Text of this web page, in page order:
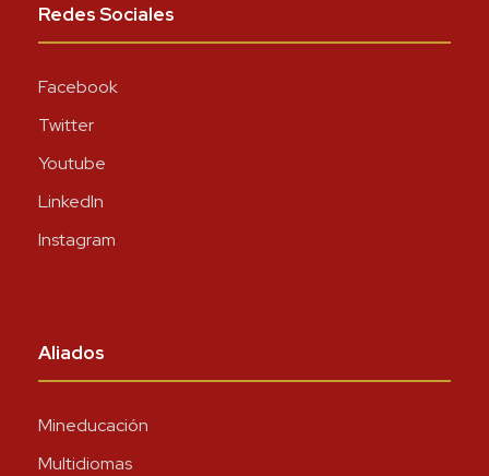
Redes Sociales
Facebook
Twitter
Youtube
LinkedIn
Instagram
Aliados
Mineducación
Multidiomas